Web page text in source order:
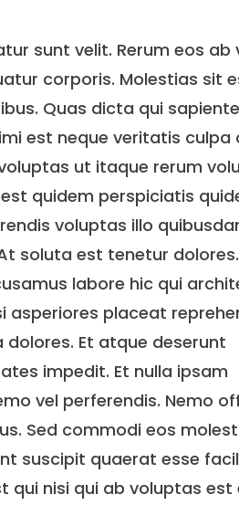
sunt velit. Rerum eos ab
corporis. Molestias sit
Quas dicta qui
est neque veritatis culpa
ut itaque rerum
quidem perspiciatis
voluptas illo
soluta est tenetur
labore hic qui
asperiores placeat
Et atque deserunt
impedit. Et nulla ipsam
vel perferendis. Nemo
Sed commodi eos
suscipit quaerat esse
qui nisi qui ab voluptas est